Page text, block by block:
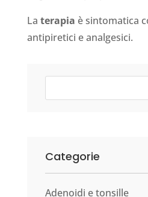
La terapia è sintomatica
antipiretici e analgesici.
Categorie
Adenoidi e tonsille